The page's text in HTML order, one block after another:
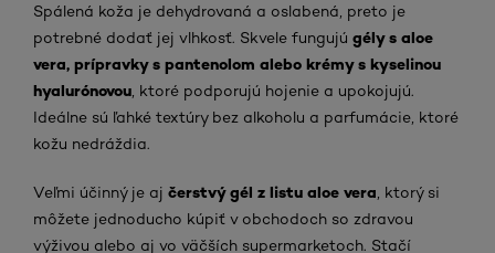
Spálená koža je dehydrovaná a oslabená, preto je
potrebné dodať jej vlhkosť. Skvele fungujú gély s aloe
vera, prípravky s pantenolom alebo krémy s kyselinou
hyalurónovou , ktoré podporujú hojenie a upokojujú.
Ideálne sú ľahké textúry bez alkoholu a parfumácie, ktoré
kožu nedráždia.
Veľmi účinný je aj čerstvý gél z listu aloe vera , ktorý si
môžete jednoducho kúpiť v obchodoch so zdravou
výživou alebo aj vo väčších supermarketoch. Stačí